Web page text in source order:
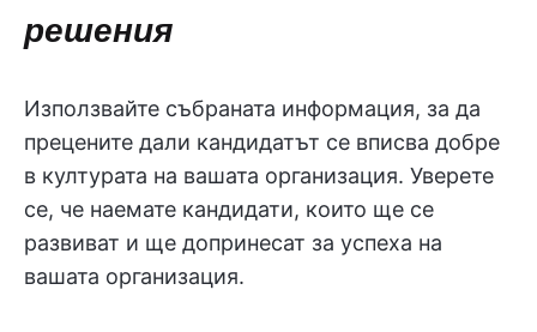
решения
Използвайте събраната информация, за да
прецените дали кандидатът се вписва добре
в културата на вашата организация. Уверете
се, че наемате кандидати, които ще се
развиват и ще допринесат за успеха на
вашата организация.